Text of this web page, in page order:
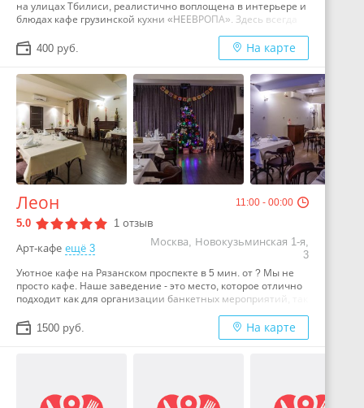
на улицах Тбилиси, реалистично воплощена в интерьере и
блюдах кафе грузинской кухни «НЕЕВРОПА». Здесь всегда
услугам посетителей – уютный зал, где можно приятно
провести время за бизнес-ланчем с коллегами или
посидеть с друзьями.…
400 руб. На карте
Леон 11:00 - 00:00
5.0 1 отзыв
Арт-кафе ещё 3
Москва, Новокузьминская 1-я,
3
Уютное кафе на Рязанском проспекте в 5 мин. от ? Мы не
просто кафе. Наше заведение - это место, которое отлично
подходит как для организации банкетных мероприятий, так
заказе от 2500 рублей, мы дарим Вам бутылку вина, которая
приятно скрасит Ваш ужин и вечер с близкими.…
1500 руб. На карте